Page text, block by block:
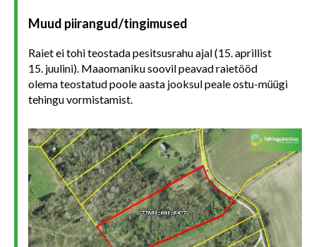
Muud piirangud/tingimused
Raiet ei tohi teostada pesitsusrahu ajal (15. aprillist
15. juulini). Maaomaniku soovil peavad raietööd
olema teostatud poole aasta jooksul peale ostu-müügi
tehingu vormistamist.